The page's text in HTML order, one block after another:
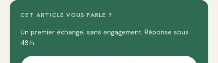
CET ARTICLE VOUS PARLE ?
Un premier échange, sans engagement. Réponse sous
48 h.